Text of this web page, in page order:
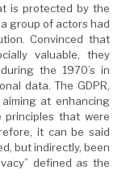
is protected by the
group of actors had
. Convinced that
valuable, they
the 1970’s in
data.The GDPR,
at enhancing
principles that were
it can be said
but indirectly, been
defined as the